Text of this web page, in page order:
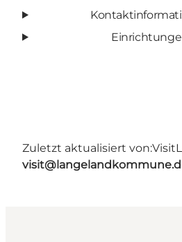
Zuletzt aktualisiert von: